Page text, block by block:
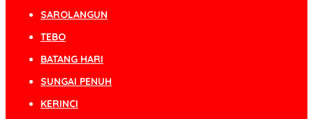
SAROLANGUN
TEBO
BATANG HARI
SUNGAI PENUH
KERINCI